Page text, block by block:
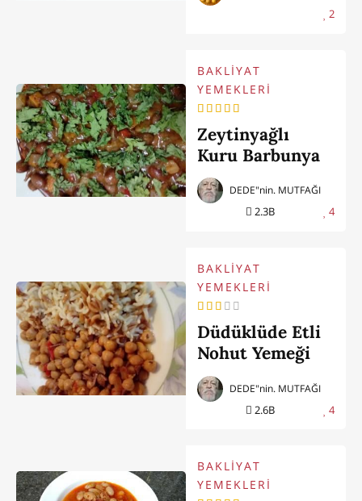
2
BAKLİYAT
YEMEKLERİ
Zeytinyağlı
Kuru Barbunya
Pilaki (3 Dk'da
Tabakta)
2.3B 4
DEDE"nin. MUTFAĞI
BAKLİYAT
YEMEKLERİ
Düdüklüde Etli
Nohut Yemeği
2.6B 4
DEDE"nin. MUTFAĞI
BAKLİYAT
YEMEKLERİ